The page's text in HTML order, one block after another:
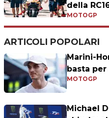
della
MOTOGP
ARTICOLI POPOLARI
Marini-
basta
MOTOGP
Michael